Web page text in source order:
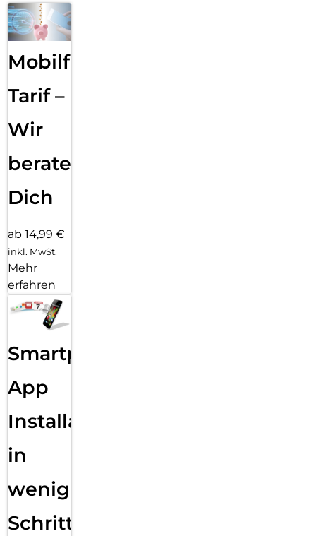
Mobilfunk
Tarif –
Wir
beraten
Dich
ab 14,99 €
inkl. MwSt.
Mehr
erfahren
Smartphone
App
Installation
in
wenigen
Schritten